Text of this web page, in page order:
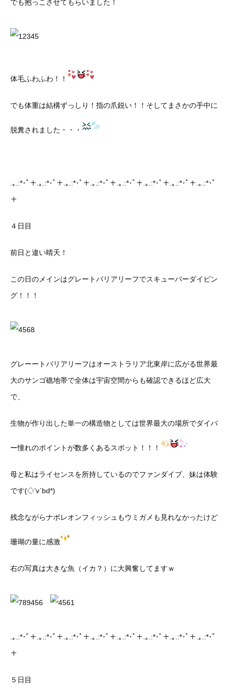
でも抱っこさせてもらいました！
体毛ふわふわ！！
でも体重は結構ずっしり！指の爪鋭い！！そしてまさかの手中に
脱糞されました・・・
.｡.:*･ﾟ＋.｡.:*･ﾟ＋.｡.:*･ﾟ＋.｡.:*･ﾟ＋.｡.:*･ﾟ＋.｡.:*･ﾟ＋.｡.:*･ﾟ＋.｡.:*･ﾟ
＋
４日目
前日と違い晴天！
この日のメインはグレートバリアリーフでスキューバーダイビン
グ！！！
グレーートバリアリーフはオーストラリア北東岸に広がる世界最
大のサンゴ礁地帯で全体は宇宙空間からも確認できるほど広大
で、
生物が作り出した単一の構造物としては世界最大の場所でダイバ
ー憧れのポイントが数多くあるスポット！！！
母と私はライセンスを所持しているのでファンダイブ、妹は体験
です(◇’v`bd*)
残念ながらナポレオンフィッシュもウミガメも見れなかったけど
珊瑚の量に感激
右の写真は大きな魚（イカ？）に大興奮してますｗ
.｡.:*･ﾟ＋.｡.:*･ﾟ＋.｡.:*･ﾟ＋.｡.:*･ﾟ＋.｡.:*･ﾟ＋.｡.:*･ﾟ＋.｡.:*･ﾟ＋.｡.:*･ﾟ
＋
５日目